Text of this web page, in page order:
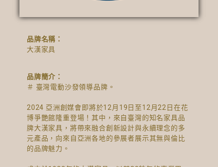
品牌名稱：
大漢家具
品牌簡介：
＃ 臺灣電動沙發領導品牌。
2024 亞洲創媒會即將於12月19日至12月22日在花
博爭艷館隆重登場！其中，來自臺灣的知名家具品
牌大漢家具，將帶來融合創新設計與永續理念的多
元產品，向來自亞洲各地的參展者展示其無與倫比
的品牌魅力。